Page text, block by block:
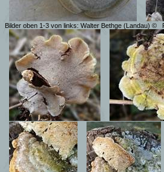
Bilder oben 1-3 von links: Walter Bethge (Landau) ©